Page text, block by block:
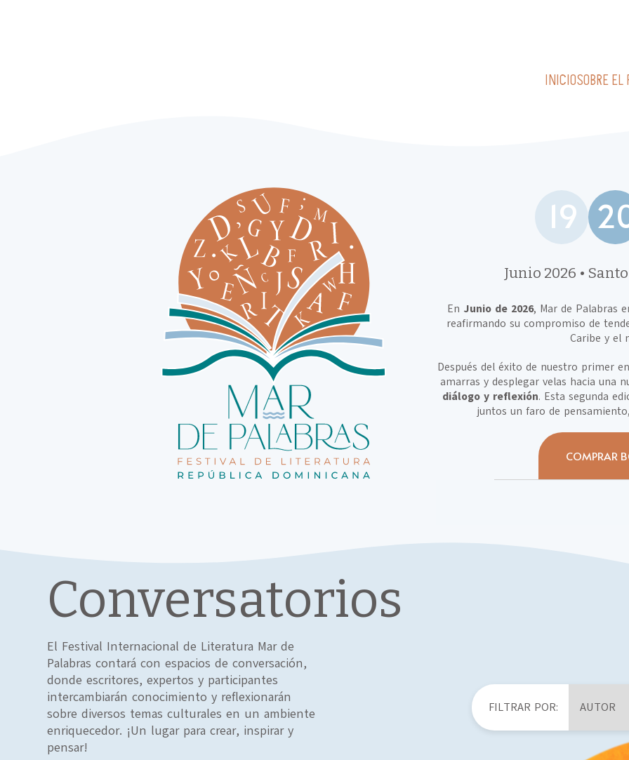
INICIOSOBRE
19
Junio 2026 •
En Junio de 2026, Mar de Palabras
reafirmando su compromiso de
Caribe y el
Después del éxito de nuestro primer
amarras y desplegar velas hacia una
diálogo y reflexión. Esta segunda
juntos un faro de
COMPRAR
Conversatorios
El Festival Internacional de Literatura Mar de
Palabras contará con espacios de conversación,
donde escritores, expertos y participantes
intercambiarán conocimiento y reflexionarán
sobre diversos temas culturales en un ambiente
enriquecedor. ¡Un lugar para crear, inspirar y
pensar!
FILTRAR POR: